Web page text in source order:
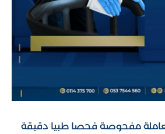
مفحوصة فحصا طبيا دقيقة